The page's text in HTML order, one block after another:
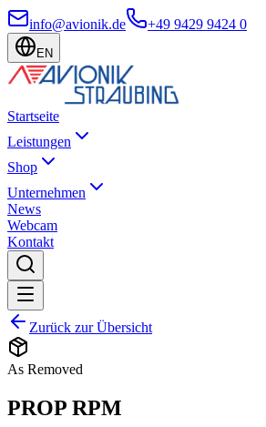
info@avionik.de +49 9429 9424 0
EN
Startseite
Leistungen
Shop
Unternehmen
News
Webcam
Kontakt
Zurück zur Übersicht
As Removed
PROP RPM